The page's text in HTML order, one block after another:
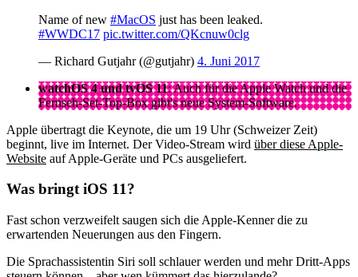
Name of new #MacOS just has been leaked.
#WWDC17 pic.twitter.com/QKcnuw0clg
— Richard Gutjahr (@gutjahr) 4. Juni 2017
watchOS 4 und tvOS 11: Auch für die Apple Watch und die
Fernseh-Set-Top-Box gibt's neue System-Software.
Apple übertragt die Keynote, die um 19 Uhr (Schweizer Zeit)
beginnt, live im Internet. Der Video-Stream wird über diese Apple-
Website auf Apple-Geräte und PCs ausgeliefert.
Was bringt iOS 11?
Fast schon verzweifelt saugen sich die Apple-Kenner die zu
erwartenden Neuerungen aus den Fingern.
Die Sprachassistentin Siri soll schlauer werden und mehr Dritt-Apps